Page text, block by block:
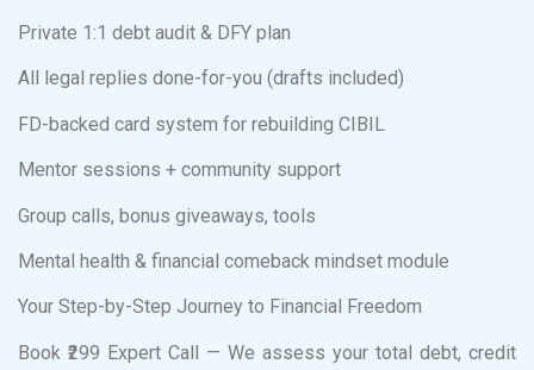
Private 1:1 debt audit & DFY plan
All legal replies done-for-you (drafts included)
FD-backed card system for rebuilding CIBIL
Mentor sessions + community support
Group calls, bonus giveaways, tools
Mental health & financial comeback mindset module
Your Step-by-Step Journey to Financial Freedom
Book ₹299 Expert Call — We assess your total debt, credit